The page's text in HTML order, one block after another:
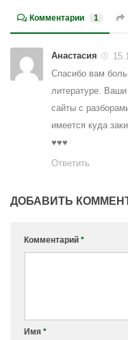
Комментарии 1
Анастасия
Спасибо вам
литературе.
сайты с
имеется куда
♥♥♥
Ответить
ДОБАВИТЬ
Комментарий *
Имя *